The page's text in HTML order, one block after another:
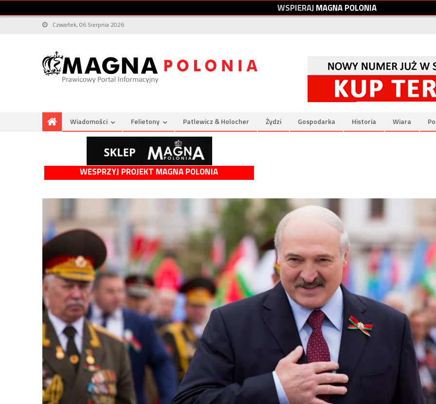
WSPIERAJMAGNAPOLONIA
Czwartek, 06 Sierpnia 2026
Wiadomości Felietony Patlewicz & Holocher Żydzi Gospodarka Historia Wiara
WESPRZYJ PROJEKT MAGNA POLONIA